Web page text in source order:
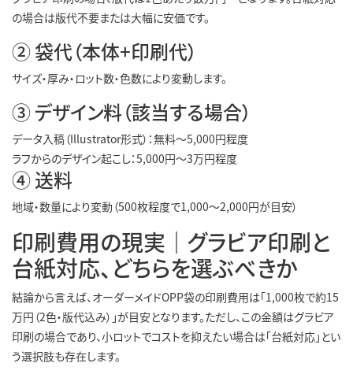
の場合は版代不要または大幅に安価です。
② 袋代（本体+印刷代）
サイズ・厚み・ロット数・色数により変動します。
③ デザイン料（該当する場合）
データ入稿（Illustrator形式）：無料〜5,000円程度
ラフからのデザイン起こし：5,000円〜3万円程度
④ 送料
地域・数量により変動（500枚程度で1,000〜2,000円が目安）
印刷費用の現実｜グラビア印刷と
台紙対応、どちらを選ぶべきか
結論から言えば、オーダーメイドOPP袋の印刷費用は「1,000枚で約15
万円（2色・版代込み）」が目安となります。ただし、この金額はグラビア
印刷の場合であり、小ロットでコストを抑えたい場合は「台紙対応」とい
う選択肢も存在します。